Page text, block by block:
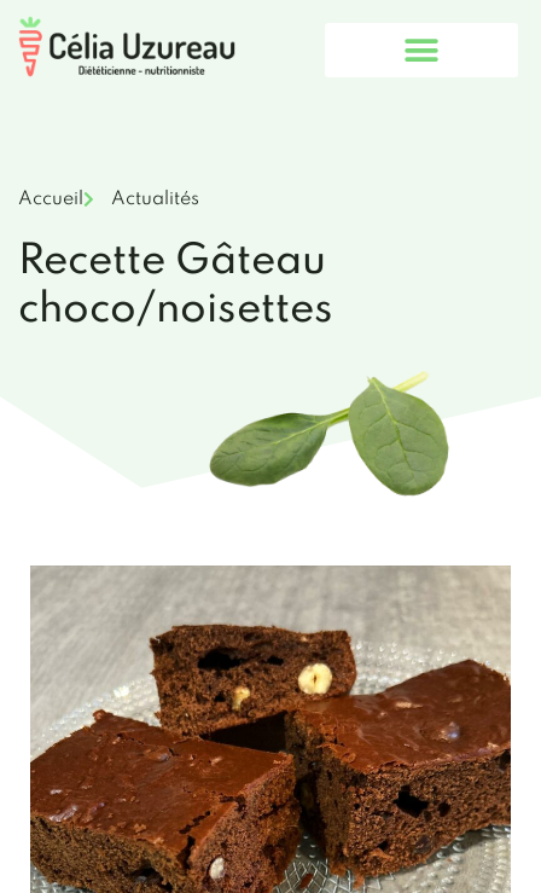
au
contenu
Accueil Actualités
Recette Gâteau
choco/noisettes